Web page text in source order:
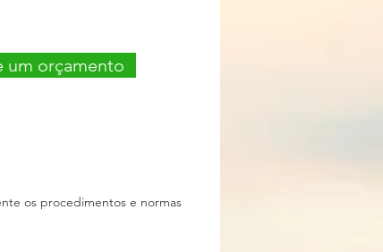
os procedimentos e normas
um orçamento